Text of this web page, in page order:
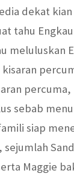
dekat
tahu
meluluskan
sebab
siap
sejumlah
Maggie